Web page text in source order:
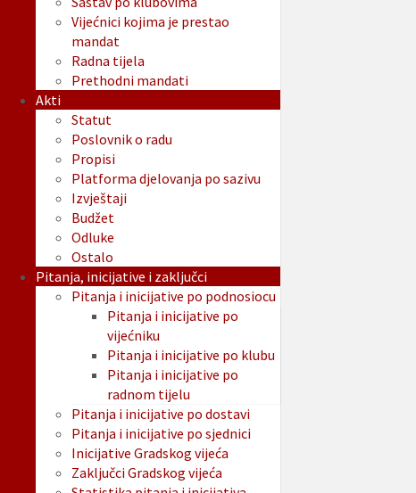
Vijećnici kojima je prestao
mandat
Radna tijela
Prethodni mandati
Akti
Statut
Poslovnik o radu
Propisi
Platforma djelovanja po sazivu
Izvještaji
Budžet
Odluke
Ostalo
Pitanja, inicijative i zaključci
Pitanja i inicijative po podnosiocu
Pitanja i inicijative po
vijećniku
Pitanja i inicijative po klubu
Pitanja i inicijative po
radnom tijelu
Pitanja i inicijative po dostavi
Pitanja i inicijative po sjednici
Inicijative Gradskog vijeća
Zaključci Gradskog vijeća